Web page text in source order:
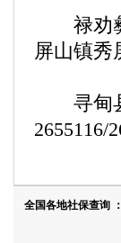
禄劝彝
屏山镇秀
寻甸县
2655116/
全国各地社保查询 ：